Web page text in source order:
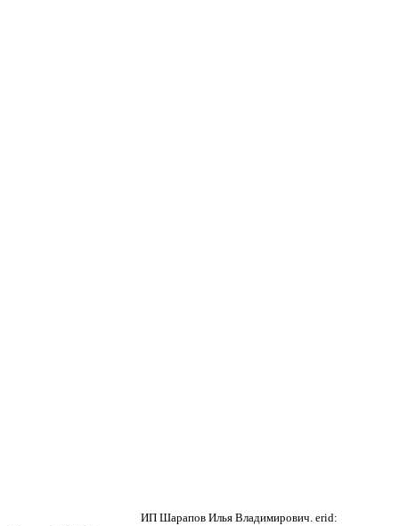
ИП Шарапов Илья Владимирович. erid: